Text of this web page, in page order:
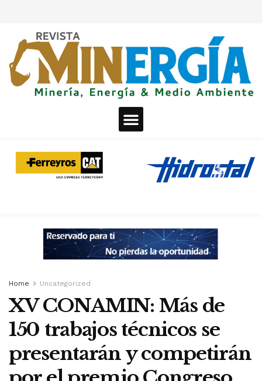
Home Uncategorized
XV CONAMIN: Más de
150 trabajos técnicos se
presentarán y competirán